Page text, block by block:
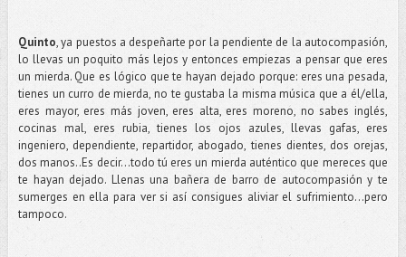
Quinto, ya puestos a despeñarte por la pendiente de la autocompasión,
lo llevas un poquito más lejos y entonces empiezas a pensar que eres
un mierda. Que es lógico que te hayan dejado porque: eres una pesada,
tienes un curro de mierda, no te gustaba la misma música que a él/ella,
eres mayor, eres más joven, eres alta, eres moreno, no sabes inglés,
cocinas mal, eres rubia, tienes los ojos azules, llevas gafas, eres
ingeniero, dependiente, repartidor, abogado, tienes dientes, dos orejas,
dos manos..Es decir...todo tú eres un mierda auténtico que mereces que
te hayan dejado. Llenas una bañera de barro de autocompasión y te
sumerges en ella para ver si así consigues aliviar el sufrimiento...pero
tampoco.